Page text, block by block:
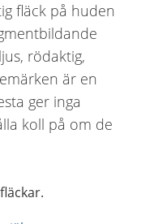
fläck på huden
rödaktig,
är en
ger inga
koll på om de